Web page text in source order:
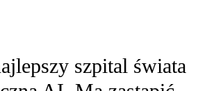
szpital świata